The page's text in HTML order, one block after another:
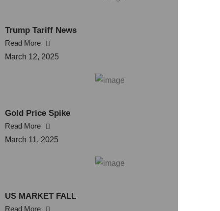
Trump Tariff News
Read More
March 12, 2025
Gold Price Spike
Read More
March 11, 2025
US MARKET FALL
Read More